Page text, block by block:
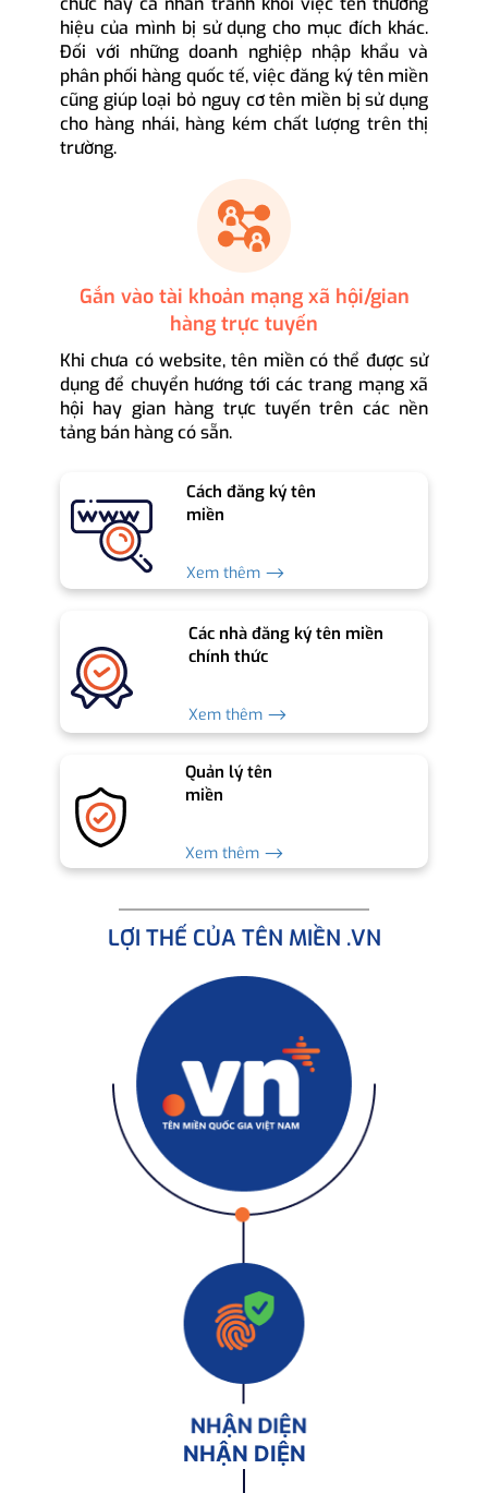
hiệu của mình bị sử dụng cho mục đích khác.
Đối với những doanh nghiệp nhập khẩu và
phân phối hàng quốc tế, việc đăng ký tên miền
cũng giúp loại bỏ nguy cơ tên miền bị sử dụng
cho hàng nhái, hàng kém chất lượng trên thị
trường.
Gắn vào tài khoản mạng xã hội/gian
hàng trực tuyến
Khi chưa có website, tên miền có thể được sử
dụng để chuyển hướng tới các trang mạng xã
hội hay gian hàng trực tuyến trên các nền
tảng bán hàng có sẵn.
Cách đăng ký tên
miền
Xem thêm ⟶
Các nhà đăng ký tên miền
chính thức
Xem thêm ⟶
Quản lý tên
miền
Xem thêm ⟶
LỢI THẾ CỦA TÊN MIỀN .VN
NHẬN DIỆN